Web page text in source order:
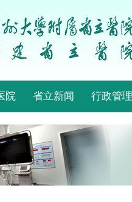
院 省立新闻 行政管理